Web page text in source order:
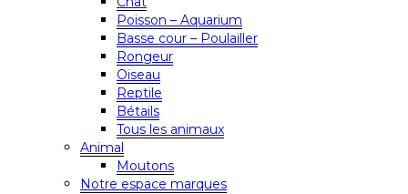
Poisson – Aquarium
Basse cour – Poulailler
Rongeur
Oiseau
Reptile
Bétails
Tous les animaux
Animal
Moutons
Notre espace marques